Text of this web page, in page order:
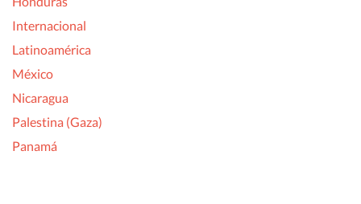
Internacional
Latinoamérica
México
Nicaragua
Palestina (Gaza)
Panamá